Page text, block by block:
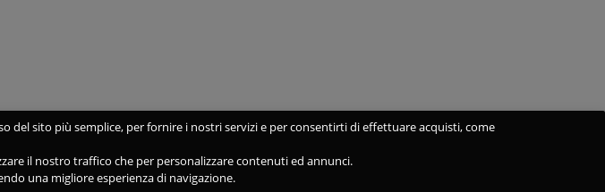
del sito più semplice, per fornire i nostri servizi e per consentirti di effettuare acquisti, come
il nostro traffico che per personalizzare contenuti ed annunci.
una migliore esperienza di navigazione.